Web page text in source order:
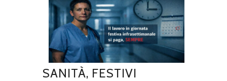
SANITÀ, FESTIVI